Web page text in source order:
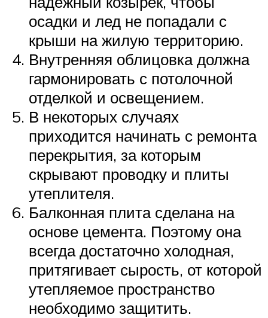
осадки и лед не попадали с
крыши на жилую территорию.
Внутренняя облицовка должна
гармонировать с потолочной
отделкой и освещением.
В некоторых случаях
приходится начинать с ремонта
перекрытия, за которым
скрывают проводку и плиты
утеплителя.
Балконная плита сделана на
основе цемента. Поэтому она
всегда достаточно холодная,
притягивает сырость, от которой
утепляемое пространство
необходимо защитить.